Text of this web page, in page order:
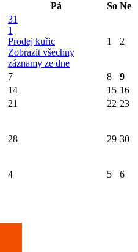
Pá So Ne
31
1
Prodej kuřic
Zobrazit všechny
záznamy ze dne
1 2
7 8
9
14 15 16
21 22 23
28 29 30
4 5 6